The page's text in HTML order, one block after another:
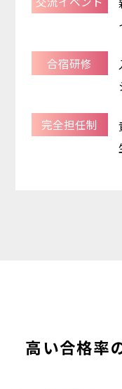
合宿研修
完全担任制
高い合格率